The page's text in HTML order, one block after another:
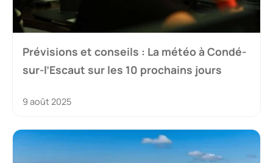
Prévisions et conseils : La météo à Condé-
sur-l’Escaut sur les 10 prochains jours
9 août 2025